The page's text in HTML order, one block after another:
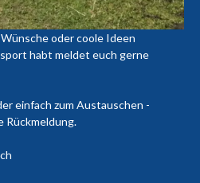
oder coole Ideen
habt meldet euch gerne
einfach zum Austauschen -
Rückmeldung.